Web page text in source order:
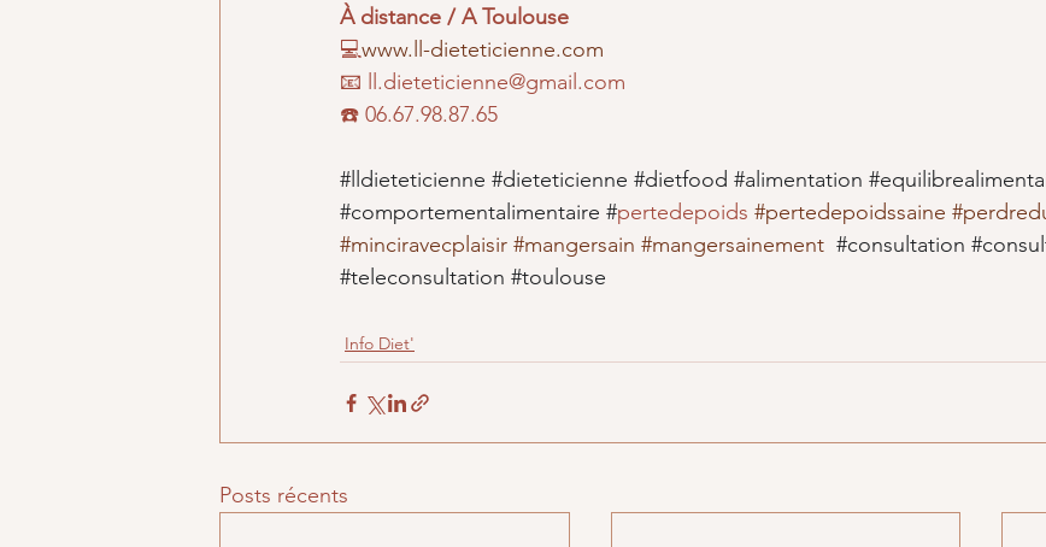
À distance / A Toulouse
💻www.ll-dieteticienne.com
📧 ll.dieteticienne@gmail.com
☎️ 06.67.98.87.65
#lldieteticienne #dieteticienne #dietfood #alimentation
#comportementalimentaire #pertedepoids #pertedepoidssaine
#minciravecplaisir #mangersain #mangersainement #consultation
#teleconsultation #toulouse
Info Diet'
Posts récents